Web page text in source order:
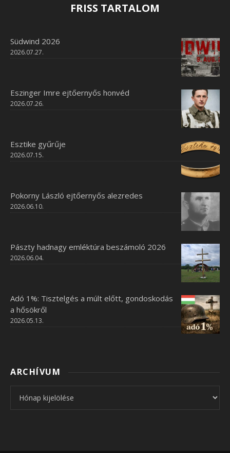
FRISS TARTALOM
Südwind 2026
2026.07.27.
Eszinger Imre ejtőernyős honvéd
2026.07.26.
Esztike gyűrűje
2026.07.15.
Pokorny László ejtőernyős alezredes
2026.06.10.
Pászty hadnagy emléktúra beszámoló 2026
2026.06.04.
Adó 1%: Tisztelgés a múlt előtt, gondoskodás
a hősökről
2026.05.13.
ARCHÍVUM